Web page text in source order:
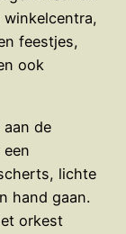
feestjes,
ook
de
lichte
hand gaan.
orkest